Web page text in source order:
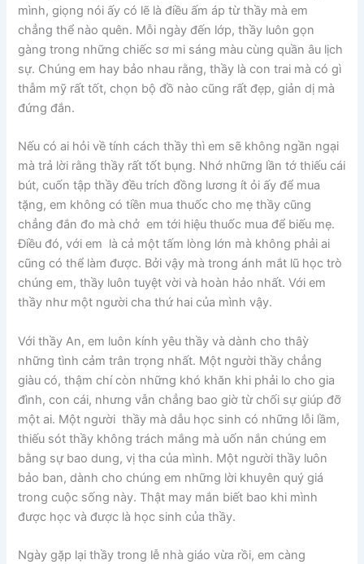
mình, giọng nói ấy có lẽ là điều ấm áp từ thầy mà em
chẳng thể nào quên. Mỗi ngày đến lớp, thầy luôn gọn
gàng trong những chiếc sơ mi sáng màu cùng quần âu lịch
sự. Chúng em hay bảo nhau rằng, thầy là con trai mà có gì
thẫm mỹ rất tốt, chọn bộ đồ nào cũng rất đẹp, giản dị mà
đứng đắn.
Nếu có ai hỏi về tính cách thầy thì em sẽ không ngần ngại
mà trả lời rằng thầy rất tốt bụng. Nhớ những lần tớ thiếu cái
bút, cuốn tập thầy đều trích đồng lương ít ỏi ấy để mua
tặng, em không có tiền mua thuốc cho mẹ thầy cũng
chẳng đắn đo mà chở em tới hiệu thuốc mua để biếu mẹ.
Điều đó, với em là cả một tấm lòng lớn mà không phải ai
cũng có thể làm được. Bởi vậy mà trong ánh mắt lũ học trò
chúng em, thầy luôn tuyệt vời và hoàn hảo nhất. Với em
thầy như một người cha thứ hai của mình vậy.
Với thầy An, em luôn kính yêu thầy và dành cho thâỳ
những tình cảm trân trọng nhất. Một người thầy chẳng
giàu có, thậm chí còn những khó khăn khi phải lo cho gia
đình, con cái, nhưng vẫn chẳng bao giờ từ chối sự giúp đỡ
một ai. Một người thầy mà dẫu học sinh có những lỗi lầm,
thiếu sót thầy không trách mắng mà uốn nắn chúng em
bằng sự bao dung, vị tha của mình. Một người thầy luôn
bảo ban, dành cho chúng em những lời khuyên quý giá
trong cuộc sống này. Thật may mắn biết bao khi mình
được học và được là học sinh của thầy.
Ngày gặp lại thầy trong lễ nhà giáo vừa rồi, em càng